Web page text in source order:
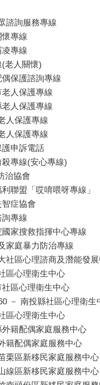
諮詢服務專線
懷專線
凌專線
(老人關懷)
保護諮詢專線
人保護專線
人保護專線
人保護專線
人保護專線
護申訴電話
專線(安心專線)
治協會
聯盟「哎唷喂呀專線」
智症協會
詢專線
家搜救指揮中心專線
家庭暴力防治專線
社區心理諮商及潛能發
區心理衛生中心
區心理衛生中心
－ 南投縣社區心理衛生
區心理衛生中心
籍配偶家庭服務中心
籍配偶家庭服務中心
栗區新移民家庭服務中心
線區新移民家庭服務中心